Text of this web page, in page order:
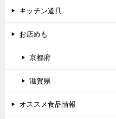
キッチン道具
お店めも
京都府
滋賀県
オススメ食品情報